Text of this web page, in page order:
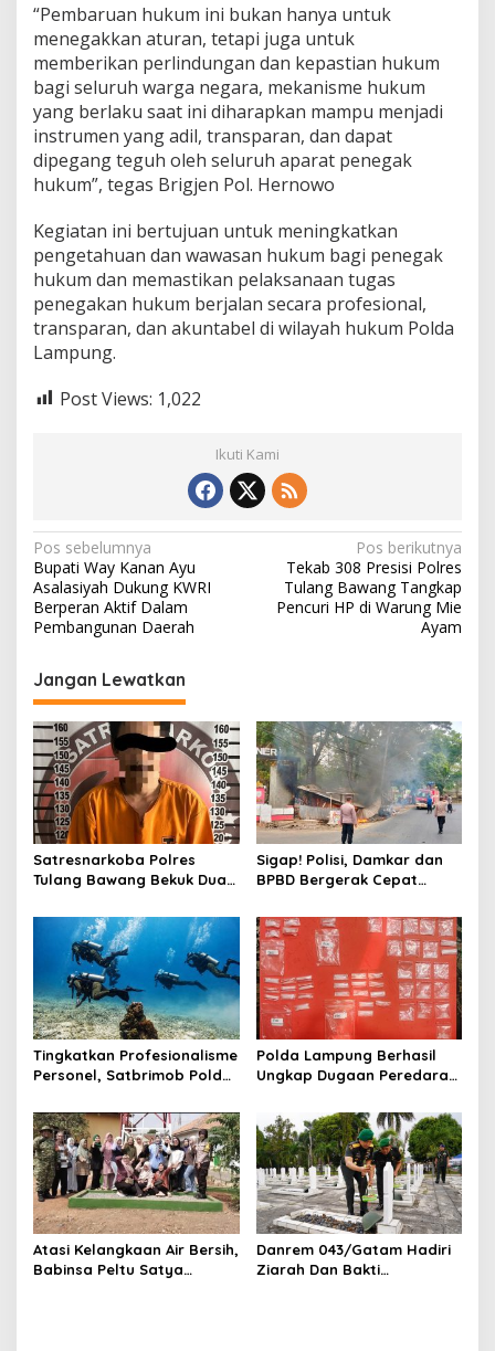
“Pembaruan hukum ini bukan hanya untuk
menegakkan aturan, tetapi juga untuk
memberikan perlindungan dan kepastian hukum
bagi seluruh warga negara, mekanisme hukum
yang berlaku saat ini diharapkan mampu menjadi
instrumen yang adil, transparan, dan dapat
dipegang teguh oleh seluruh aparat penegak
hukum”, tegas Brigjen Pol. Hernowo
Kegiatan ini bertujuan untuk meningkatkan
pengetahuan dan wawasan hukum bagi penegak
hukum dan memastikan pelaksanaan tugas
penegakan hukum berjalan secara profesional,
transparan, dan akuntabel di wilayah hukum Polda
Lampung.
Post Views: 1,022
Ikuti Kami
N
a
v
g
a
s
i
p
o
s
Pos sebelumnya
Bupati Way Kanan Ayu
Asalasiyah Dukung KWRI
Berperan Aktif Dalam
Pembangunan Daerah
Pos berikutnya
Tekab 308 Presisi Polres
Tulang Bawang Tangkap
Pencuri HP di Warung Mie
Ayam
Jangan Lewatkan
Satresnarkoba Polres
Tulang Bawang Bekuk Dua
Di Amankan
Sigap! Polisi, Damkar dan
BPBD Bergerak Cepat
Warung Kuliner di Prosida
Bandar Jaya
Tingkatkan Profesionalisme
Personel, Satbrimob Polda
Peningkatan Kemampuan
Selam SAR Air
Polda Lampung Berhasil
Ungkap Dugaan Peredaran
Tengah, Empat Terduga
Pelaku Diamankan
Atasi Kelangkaan Air Bersih,
Babinsa Peltu Satya
Danrem 043/Gatam Hadiri
Ziarah Dan Bakti